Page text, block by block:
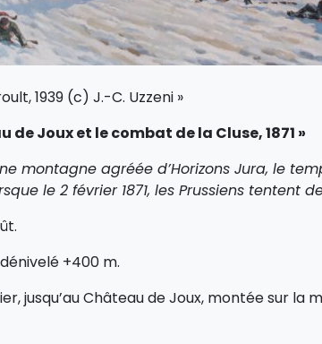
1939 (c) J.-C. Uzzeni »
de Joux et le combat de la Cluse, 1871 »
montagne agréée d’Horizons Jura, le
le 2 février 1871, les Prussiens tentent
+400 m.
jusqu’au Château de Joux, montée sur